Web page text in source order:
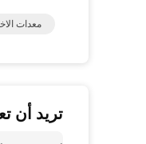
معدات
تريد أن